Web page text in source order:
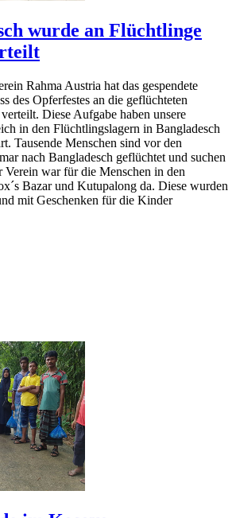
wurde an Flüchtlinge
Rahma Austria hat das gespendete
des Opferfestes an die geflüchteten
Diese Aufgabe haben unsere
in den Flüchtlingslagern in Bangladesch
Tausende Menschen sind vor den
nach Bangladesch geflüchtet und suchen
Verein war für die Menschen in den
Bazar und Kutupalong da. Diese wurden
mit Geschenken für die Kinder